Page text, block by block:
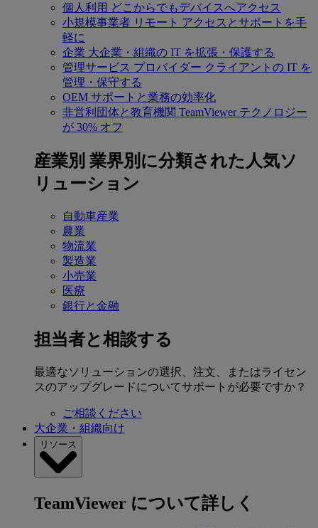
個人利用 どこからでもデバイスへアクセス
小規模事業者 リモート アクセスとサポートを手
軽に
企業 大企業・組織の IT を拡張・保護する
管理サービス プロバイダー クライアントの IT を
管理・保守する
OEM サポートと業務の効率化
非営利団体と教育機関 TeamViewer テクノロジー
が 30% オフ
産業別 業界別に分類された人気ソ
リューション
自動車産業
農業
物流業
製造業
小売業
医療
銀行と金融
担当者と相談する
最適なソリューションの選択、注文、またはライセン
スのアップグレードについてサポートが必要ですか？
ご相談ください
大企業・組織向け
リソース
TeamViewer について詳しく